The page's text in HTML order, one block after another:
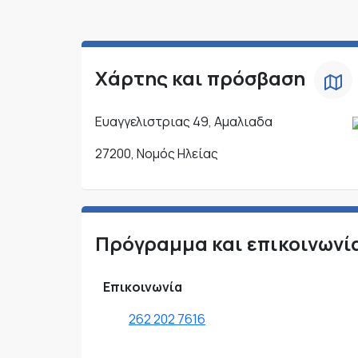
Χάρτης και πρόσβαση
Ευαγγελιστριας 49, Αμαλιαδα
27200, Νομός Ηλείας
Πρόγραμμα και
Επικοινωνία
262 202 7616